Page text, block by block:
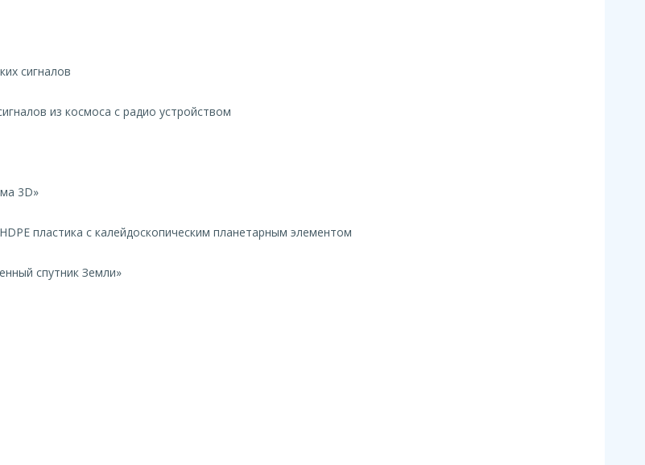
сигналов
из космоса с радио устройством
3D»
пластика с калейдоскопическим планетарным элементом
спутник Земли»